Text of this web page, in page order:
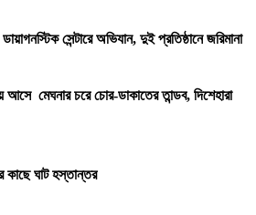
সেন্টারে অভিযান, দুই প্রতিষ্ঠানে জরিমানা
মেঘনার চরে চোর-ডাকাতের তান্ডব, দিশেহারা
কাছে ঘাট হস্তান্তর